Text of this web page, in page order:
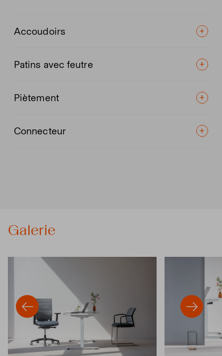
Accoudoirs
Patins avec feutre
Piètement
Connecteur
Galerie